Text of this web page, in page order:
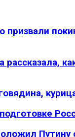
рассказала,
Путину